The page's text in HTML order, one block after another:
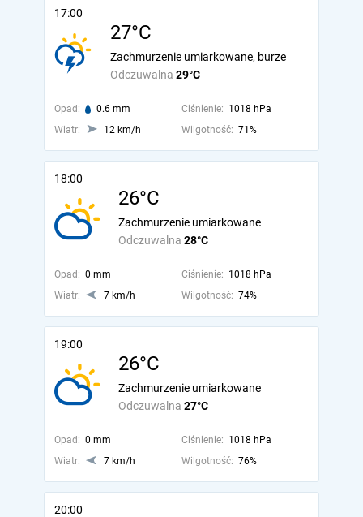
17:00
27°C
Odczuwalna 29°C
Zachmurzenie umiarkowane, burze
Opad: 0.6 mm Ciśnienie: 1018 hPa
Wiatr:
12 km/h Wilgotność: 71%
18:00
26°C
Odczuwalna 28°C
Zachmurzenie umiarkowane
Opad: 0 mm Ciśnienie: 1018 hPa
Wiatr:
7 km/h Wilgotność: 74%
19:00
26°C
Odczuwalna 27°C
Zachmurzenie umiarkowane
Opad: 0 mm Ciśnienie: 1018 hPa
Wiatr:
7 km/h Wilgotność: 76%
20:00